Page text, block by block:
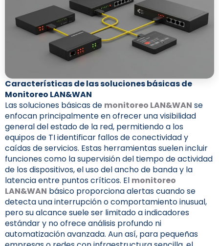
Características de las soluciones básicas de
Monitoreo LAN&WAN
Las soluciones básicas de monitoreo LAN&WAN se
enfocan principalmente en ofrecer una visibilidad
general del estado de la red, permitiendo a los
equipos de TI identificar fallos de conectividad y
caídas de servicios. Estas herramientas suelen incluir
funciones como la supervisión del tiempo de actividad
de los dispositivos, el uso del ancho de banda y la
latencia entre puntos críticos. El monitoreo
LAN&WAN básico proporciona alertas cuando se
detecta una interrupción o comportamiento inusual,
pero su alcance suele ser limitado a indicadores
estándar y no ofrece análisis profundo ni
automatización avanzada. Aun así, para pequeñas